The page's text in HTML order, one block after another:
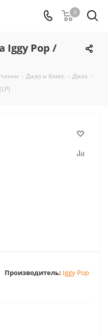
0
Iggy Pop /
- Джаз и блюз. - Джаз -
Производитель: Iggy Pop